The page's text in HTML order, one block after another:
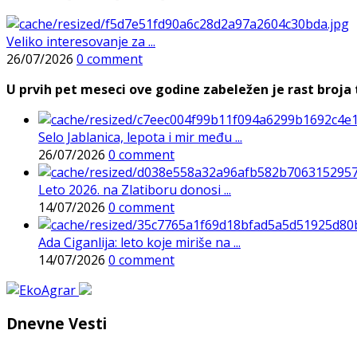
Veliko interesovanje za ...
26/07/2026 0 comment
U prvih pet meseci ove godine zabeležen je rast
Selo Jablanica, lepota i mir među ...
26/07/2026 0 comment
Leto 2026. na Zlatiboru donosi ...
14/07/2026 0 comment
Ada Ciganlija: leto koje miriše na ...
14/07/2026 0 comment
Dnevne Vesti